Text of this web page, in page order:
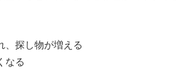
、探し物が増える
なる